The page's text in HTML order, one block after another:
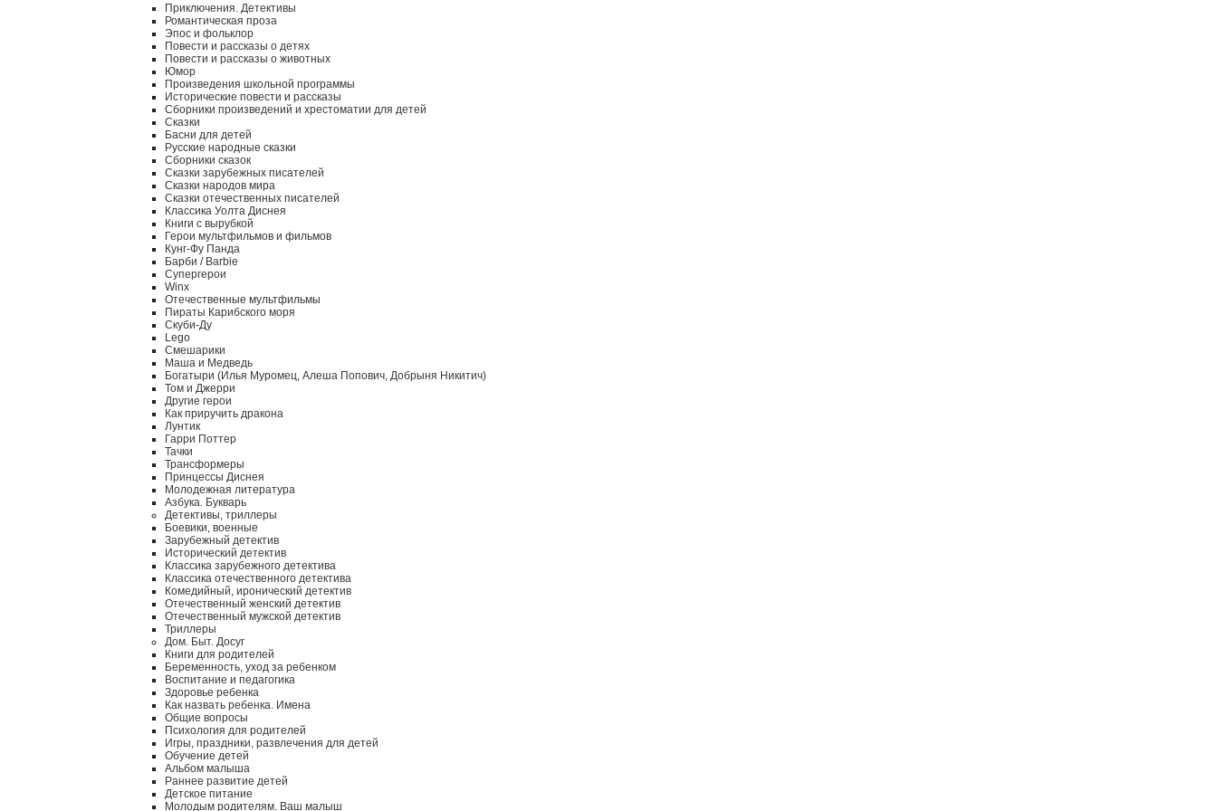
Приключения. Детективы
Романтическая проза
Эпос и фольклор
Повести и рассказы о детях
Повести и рассказы о животных
Юмор
Произведения школьной программы
Исторические повести и рассказы
Сборники произведений и хрестоматии для детей
Сказки
Басни для детей
Русские народные сказки
Сборники сказок
Сказки зарубежных писателей
Сказки народов мира
Сказки отечественных писателей
Классика Уолта Диснея
Книги с вырубкой
Герои мультфильмов и фильмов
Кунг-Фу Панда
Барби / Barbie
Супергерои
Winx
Отечественные мультфильмы
Пираты Карибского моря
Скуби-Ду
Lego
Смешарики
Маша и Медведь
Богатыри (Илья Муромец, Алеша Попович, Добрыня Никитич)
Том и Джерри
Другие герои
Как приручить дракона
Лунтик
Гарри Поттер
Тачки
Трансформеры
Принцессы Диснея
Молодежная литература
Азбука. Букварь
Детективы, триллеры
Боевики, военные
Зарубежный детектив
Исторический детектив
Классика зарубежного детектива
Классика отечественного детектива
Комедийный, иронический детектив
Отечественный женский детектив
Отечественный мужской детектив
Триллеры
Дом. Быт. Досуг
Книги для родителей
Беременность, уход за ребенком
Воспитание и педагогика
Здоровье ребенка
Как назвать ребенка. Имена
Общие вопросы
Психология для родителей
Игры, праздники, развлечения для детей
Обучение детей
Альбом малыша
Раннее развитие детей
Детское питание
Молодым родителям. Ваш малыш